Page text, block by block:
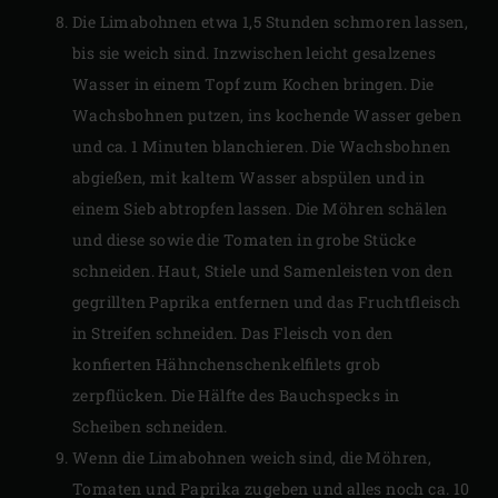
Die Limabohnen etwa 1,5 Stunden schmoren lassen,
bis sie weich sind. Inzwischen leicht gesalzenes
Wasser in einem Topf zum Kochen bringen. Die
Wachsbohnen putzen, ins kochende Wasser geben
und ca. 1 Minuten blanchieren. Die Wachsbohnen
abgießen, mit kaltem Wasser abspülen und in
einem Sieb abtropfen lassen. Die Möhren schälen
und diese sowie die Tomaten in grobe Stücke
schneiden. Haut, Stiele und Samenleisten von den
gegrillten Paprika entfernen und das Fruchtfleisch
in Streifen schneiden. Das Fleisch von den
konfierten Hähnchenschenkelfilets grob
zerpflücken. Die Hälfte des Bauchspecks in
Scheiben schneiden.
Wenn die Limabohnen weich sind, die Möhren,
Tomaten und Paprika zugeben und alles noch ca. 10